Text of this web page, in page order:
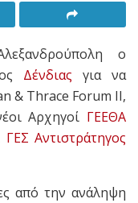
ο
Δένδιας για να
& Thrace Forum II,
Αρχηγοί ΓΕΕΘΑ
ΓΕΣ Αντιστράτηγος
από την ανάληψη